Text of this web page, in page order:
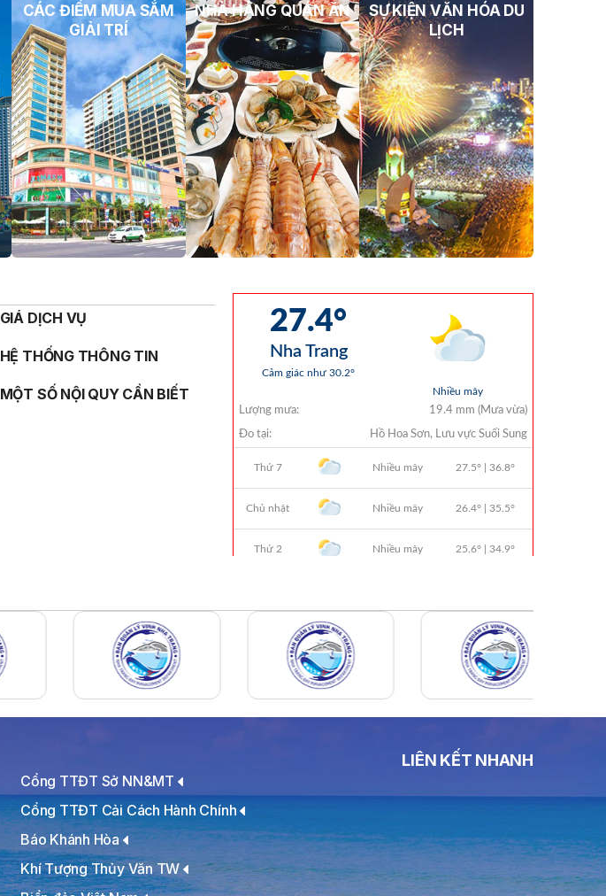
NỘI QUY BẾN THỦY NỘI ĐỊA BẾN TÀU
DU LỊCH NHA TRANG
QUYẾT ĐỊNH 939/QĐ-VNT Về Việc
Công Khai Thực Hiện Dự Toán Thu –
Chi Ngân Sách 6 Tháng Đầu Năm 2026
QUYẾT ĐỊNH 938/QĐ-VNT Về Việc
Điều Chỉnh Phụ Lục Ban Hành Kèm
Theo Quyết Định Số 479/QĐ-VNT
Ngày 07/04/2026
QUYẾT ĐỊNH 903/QĐ-VNT Vê Việc
Công Khai Thực Hiện Dự Toán Thu –
Chi Ngân Sách Quý 2 Năm 2026
Thu Phát Triển, Ước Tính Tổng Chi Phí
Phát Triển Của Thửa Đất, Khu Đất Khi
Xác Định Giá Đất Theo Phương Pháp
Thặng Dư Và Các Yếu Tố Ảnh Hưởng
Đến Giá Đất Khi Xác Định Giá Đất Cụ
Thể Trên Địa Bàn Tỉnh Khánh Hòa
THÔNG BÁO Số 707/TB-VNT: Kết Quả
Lựa Chọn Đơn Vị Tổ Chức Đấu Giá Tài
Sản Đối Với Mô Tô Nước Cứu Hộ VNT
01 Biển Số KH-0834
THÔNG BÁO Số 706/TB-VNT: Kết Quả
Lựa Chọn Đơn Vị Tổ Chức Đấu Giá Tài
Sản Đối Với Ca Nô 200CV VNT 02 Biển
THÔNG BÁO Số 659/TB-VNT Năm
2026 V/v Đính Chính Thông Báo Số
641/TB-VNT Ngày 18/05/2026 Của
Ban Quản Lý Vịnh Nha Trang Về Việc
Lựa Chọn Tổ Chức Đấu Giá Tài Sản
NỘI QUY BẾN THỦY NỘI ĐỊA HÒN MUN
NỘI QUY BẾN THỦY NỘI ĐỊA PHÚ QUÝ
DU LỊCH NHA TRANG
QUYẾT ĐỊNH 939/QĐ-VNT Về Việc
Công Khai Thực Hiện Dự Toán Thu –
Chi Ngân Sách 6 Tháng Đầu Năm 2026
CÁC ĐIỂM MUA SẮM
GIẢI TRÍ
NHÀ HÀNG QUÁN ĂN
SỰ KIỆN VĂN HÓA DU
LỊCH
GIÁ DỊCH VỤ
HỆ THỐNG THÔNG TIN
MỘT SỐ NỘI QUY CẦN BIẾT
LIÊN KẾT NHANH
Cổng TTĐT Sở NN&MT
Cổng TTĐT Cải Cách Hành Chính
Báo Khánh Hòa
Khí Tượng Thủy Văn TW